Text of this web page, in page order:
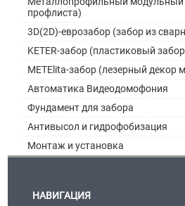
профлиста)
3D(2D)-еврозабор (забор из
KETER-забор (пластиковый
METElita-забор (лезерный декор
Автоматика Видеодомофония
Фундамент для забора
Антивысол и гидрофобизация
Монтаж и установка
НАВИГАЦИЯ